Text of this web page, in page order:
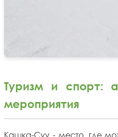
Туризм и спорт:
мероприятия
Кашка-Суу - место, где